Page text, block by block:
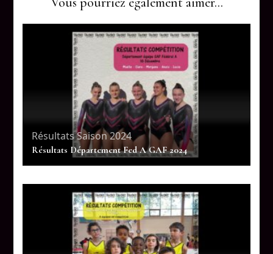
Résultats Saison 2024
Résultats Département Fed A GAF 2024